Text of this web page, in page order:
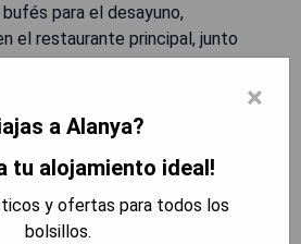
para el desayuno,
el restaurante principal, junto
desayuno tardío y té a las
así como toboganes acuáticos
los más pequeños. A
hay servicios adicionales
horas, tienda de comestibles
×
a Alanya?
tu alojamiento ideal!
y ofertas para todos los
bolsillos.